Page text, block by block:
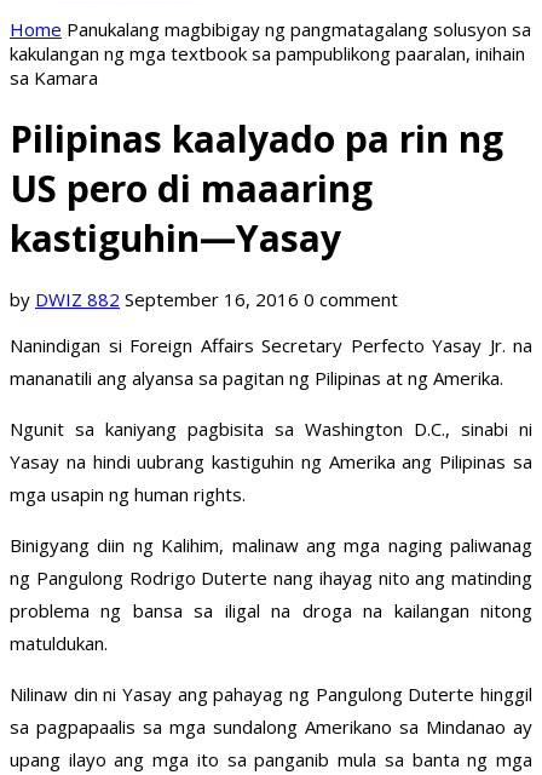
Home Panukalang magbibigay ng pangmatagalang solusyon sa
kakulangan ng mga textbook sa pampublikong paaralan, inihain
sa Kamara
Pilipinas kaalyado pa rin ng
US pero di maaaring
kastiguhin—Yasay
by DWIZ 882 September 16, 2016 0 comment
Nanindigan si Foreign Affairs Secretary Perfecto Yasay Jr. na
mananatili ang alyansa sa pagitan ng Pilipinas at ng Amerika.
Ngunit sa kaniyang pagbisita sa Washington D.C., sinabi ni
Yasay na hindi uubrang kastiguhin ng Amerika ang Pilipinas sa
mga usapin ng human rights.
Binigyang diin ng Kalihim, malinaw ang mga naging paliwanag
ng Pangulong Rodrigo Duterte nang ihayag nito ang matinding
problema ng bansa sa iligal na droga na kailangan nitong
matuldukan.
Nilinaw din ni Yasay ang pahayag ng Pangulong Duterte hinggil
sa pagpapaalis sa mga sundalong Amerikano sa Mindanao ay
upang ilayo ang mga ito sa panganib mula sa banta ng mga